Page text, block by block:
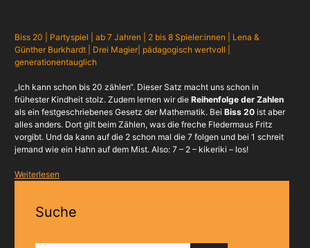
Biss 20 | Partyspiel | ab 7 Jahren | 2 bis 8 Spieler:innen | Lena &
Günther Burkhardt | Drei Magier| pädagogisch wertvoll |
generationentauglich
„Ich kann schon bis 20 zählen“. Dieser Satz macht uns schon in
frühester Kindheit stolz. Zudem lernen wir die Reihenfolge der Zahlen
als ein festgeschriebenes Gesetz der Mathematik. Bei Biss 20ist aber
alles anders. Dort gilt beim Zählen, was die freche Fledermaus Fritz
vorgibt. Und da kann auf die 2 schon mal die 7 folgen und bei 1 schreit
jemand wie ein Hahn auf dem Mist. Also: 7 – 2 – kikeriki – los!
Weiterlesen
Suche